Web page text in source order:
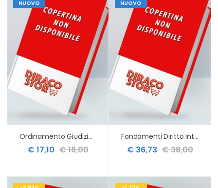
NUOVO
Ordinamento Giudiziario
€ 17,10 € 18,00
NUOVO
Fondamenti Diritto Internazionale 7ed.
€ 36,73 € 38,00